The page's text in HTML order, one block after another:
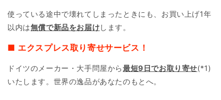
使っている途中で壊れてしまったときにも、お買い上げ1年
以内は無償で新品をお届けします。
■ エクスプレス取り寄せサービス！
ドイツのメーカー・大手問屋から最短9日でお取り寄せ(*1)
いたします。世界の逸品があなたのもとへ。